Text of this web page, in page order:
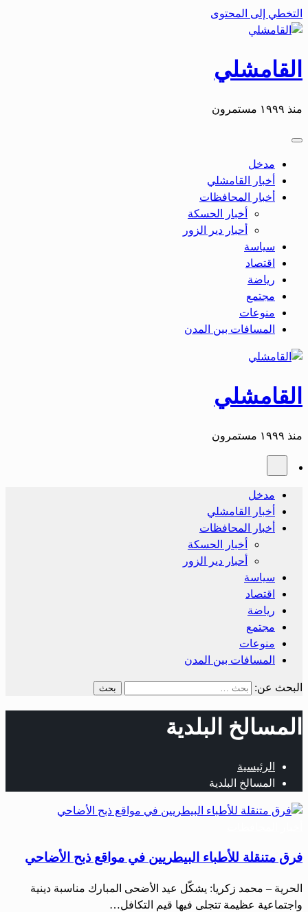
التخطي إلى المحتوى
القامشلي
منذ ١٩٩٩ مستمرون
مدخل
أخبار القامشلي
أخبار المحافظات
أخبار الحسكة
أحبار دير الزور
سياسة
اقتصاد
رياضة
مجتمع
منوعات
المسافات بين المدن
القامشلي
منذ ١٩٩٩ مستمرون
مدخل
أخبار القامشلي
أخبار المحافظات
أخبار الحسكة
أحبار دير الزور
سياسة
اقتصاد
رياضة
مجتمع
منوعات
المسافات بين المدن
البحث عن:
المسالخ البلدية
الرئيسية
المسالخ البلدية
فرق متنقلة للأطباء البيطريين في مواقع ذبح الأضاحي
الحرية – محمد زكريا: يشكّل عيد الأضحى المبارك مناسبة دينية
واجتماعية عظيمة تتجلى فيها قيم التكافل…